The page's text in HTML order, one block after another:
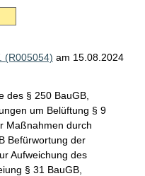
(R005054) am 15.08.2024
des § 250 BauGB,
um Belüftung § 9
Maßnahmen durch
Befürwortung der
Aufweichung des
§ 31 BauGB,